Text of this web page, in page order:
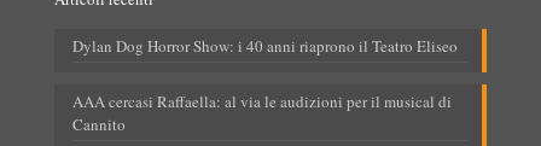
Dylan Dog Horror Show: i 40 anni riaprono il Teatro Eliseo
AAA cercasi Raffaella: al via le audizioni per il musical di
Cannito